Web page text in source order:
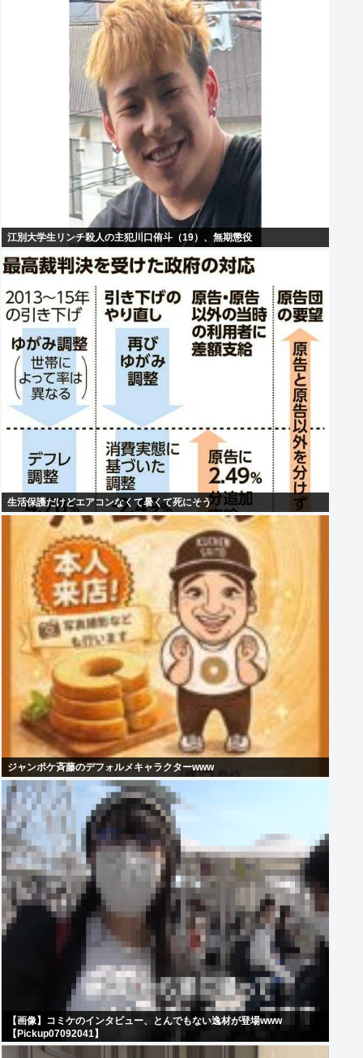
江別大学生リンチ殺人の主犯川口侑斗（19）、無期懲役
生活保護だけどエアコンなくて暑くて死にそう
ジャンポケ斉藤のデフォルメキャラクターwww
【画像】コミケのインタビュー、とんでもない逸材が登場www
【Pickup07092041】